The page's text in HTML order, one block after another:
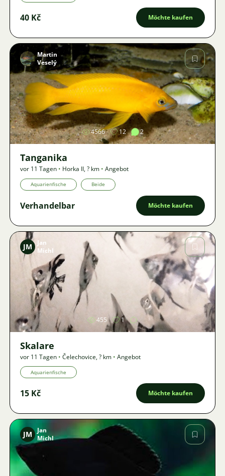
40 Kč Möchte kaufen
Bild
Martin
Veselý
4566 12 2
Tanganika
vor 11 Tagen • Horka II,? km • Angebot
Aquarienfische Beide
Verhandelbar Möchte kaufen
JM
Jan
Michl
455 1
Skalare
vor 11 Tagen • Čelechovice,? km • Angebot
Aquarienfische
15 Kč Möchte kaufen
JM
Jan
Michl